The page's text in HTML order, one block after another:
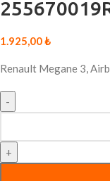
1.925,00₺
Renault Megane 3,